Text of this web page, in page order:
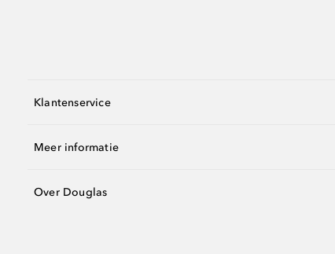
Klantenservice
Meer informatie
Over Douglas